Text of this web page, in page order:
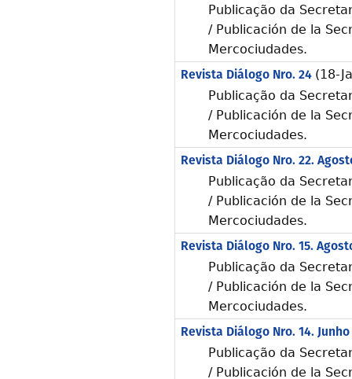
Publicação da
/ Publicación de la
Mercociudades.
Revista Diálogo Nro. 24 (18-
Publicação da
/ Publicación de la
Mercociudades.
Revista Diálogo Nro. 22.
Publicação da
/ Publicación de la
Mercociudades.
Revista Diálogo Nro. 15.
Publicação da
/ Publicación de la
Mercociudades.
Revista Diálogo Nro. 14. Junho
Publicação da
/ Publicación de la